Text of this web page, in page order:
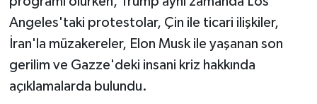
Angeles'taki protestolar, Çin ile ticari ilişkiler,
İran'la müzakereler, Elon Musk ile yaşanan son
gerilim ve Gazze'deki insani kriz hakkında
açıklamalarda bulundu.